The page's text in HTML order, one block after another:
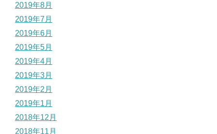
2019年8月
2019年7月
2019年6月
2019年5月
2019年4月
2019年3月
2019年2月
2019年1月
2018年12月
2018年11月